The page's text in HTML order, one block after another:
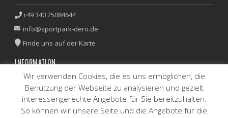
+49 340 25084644
info@sportpark-dero.de
Finde uns auf der Karte
INFORMATION
Impressum|Datenschutz
SPORTPARK SPORTSHOP
Wir verwenden Cookies, die es uns ermöglichen, die
Benutzung der Webseite zu analysieren und gezielt
interessengerechte Angebote für Sie bereitzuhalten.
So können wir unsere Seite und die Angebote für die